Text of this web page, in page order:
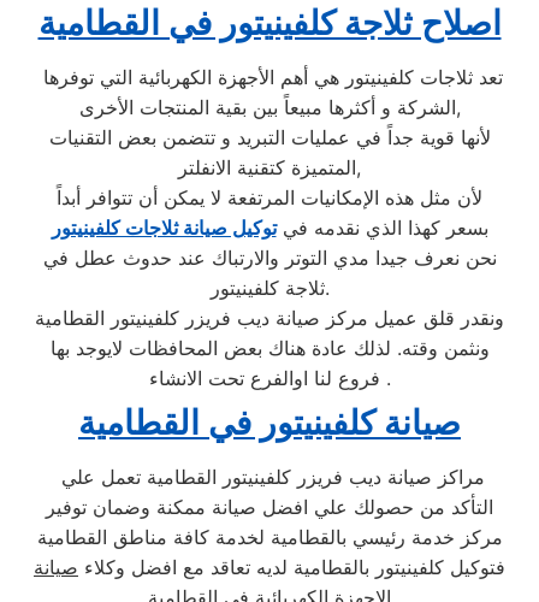
اصلاح ثلاجة كلفينيتور في القطامية
الشركة و أكثرها مبيعاً بين بقية المنتجات الأخرى,
لأنها قوية جداً في عمليات التبريد و تتضمن بعض التقنيات
المتميزة كتقنية الانفلتر,
لأن مثل هذه الإمكانيات المرتفعة لا يمكن أن تتوافر أبداً
بسعر كهذا الذي نقدمه فيتوكيل صيانة ثلاجات كلفينيتور
نحن نعرف جيدا مدي التوتر والارتباك عند حدوث عطل في
ثلاجة كلفينيتور.
ونقدر قلق عميل مركز صيانة ديب فريزر كلفينيتور القطامية
ونثمن وقته. لذلك عادة هناك بعض المحافظات لايوجد بها
فروع لنا اوالفرع تحت الانشاء .
صيانة كلفينيتور في القطامية
التأكد من حصولك علي افضل صيانة ممكنة وضمان توفير
مركز خدمة رئيسي بالقطامية لخدمة كافة مناطق القطامية
فتوكيل كلفينيتور بالقطامية لديه تعاقد مع افضل وكلاء صيانة
الاجهزة الكهربائية في القطامية